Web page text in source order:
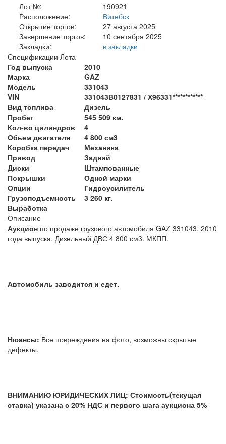
Лот №:
190921
Расположение:
Витебск
Открытие торгов:
27 августа 2025
Завершение торгов:
10 сентября 2025
Закладки:
в закладки
Спецификации Лота
Год выпуска
2010
Марка
GAZ
Модель
331043
VIN
331043В0127831 / Х96331************
Вид топлива
Дизель
Пробег
545 509 км.
Кол-во цилиндров
4
Обьем двигателя
4 800 см3
Коробка передач
Механика
Привод
Задний
Диски
Штампованные
Покрышки
Одной марки
Опции
Гидроусилитель
Грузоподъемность
3 260 кг.
Выработка
Описание
Аукцион по продаже грузового автомобиля GAZ 331043, 2010
года выпуска. Дизельный ДВС 4 800 см3. МКПП.
Автомобиль заводится и едет.
Нюансы: Все повреждения на фото, возможны скрытые
дефекты.
ВНИМАНИЮ ЮРИДИЧЕСКИХ ЛИЦ: Стоимость(текущая
ставка) указана с 20% НДС и первого шага аукциона 5%